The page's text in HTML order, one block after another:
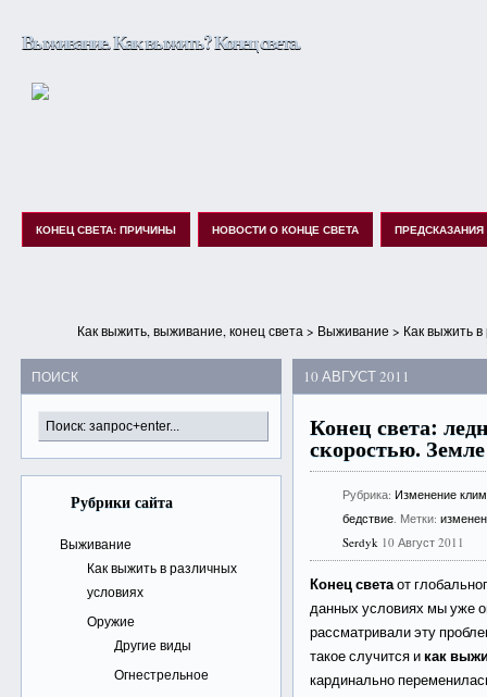
Выживание. Как выжить? Конец света.
КОНЕЦ СВЕТА: ПРИЧИНЫ НОВОСТИ О КОНЦЕ СВЕТА ПРЕДСКАЗАНИЯ
Как выжить, выживание, конец света > Выживание > Как выжить
ПОИСК
Рубрики сайта
Выживание
Как выжить в различных
условиях
Оружие
Другие виды
Огнестрельное
10 АВГУСТ 2011
Конец света:
скоростью.
Рубрика:Изменение
бедствие. Метки:
Serdyk 10 Август 2011
Конец светаот
данных условиях мы уже
рассматривали эту
такое случится икак
кардинально